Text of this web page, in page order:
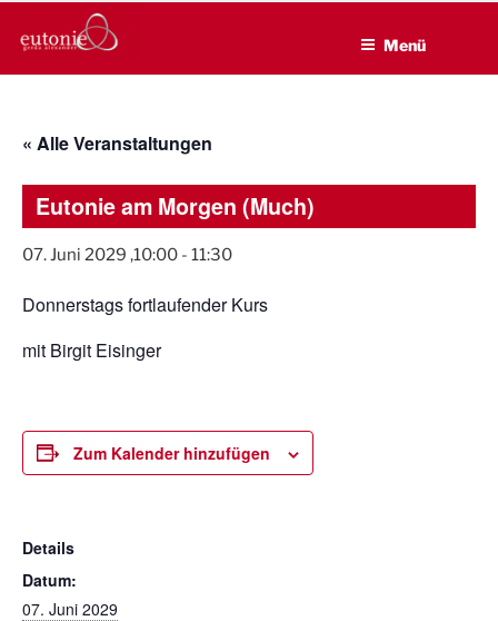
Inhalt
EUTONIE.DE
Lebensbalance durch körperliche Selbsterfahrung
Menü
« Alle Veranstaltungen
Eutonie am Morgen (Much)
07. Juni 2029 ,10:00 - 11:30
Donnerstags fortlaufender Kurs
mit Birgit Eisinger
Zum Kalender hinzufügen
Details
Datum:
07. Juni 2029